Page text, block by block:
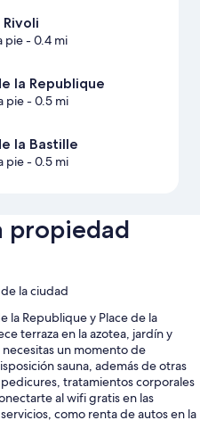
Rivoli
pie- 0.4 mi
la Republique
pie- 0.5 mi
la Bastille
pie- 0.5 mi
propiedad
la ciudad
la Republique y Place de la
terraza en la azotea, jardín y
un momento de
sauna, además de otras
tratamientos corporales
al wifi gratis en las
como renta de autos en la